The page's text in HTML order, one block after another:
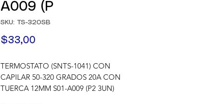
A009 (P
SKU: TS-320SB
$33,00
TERMOSTATO (SNTS-1041) CON
CAPILAR 50-320 GRADOS 20A CON
TUERCA 12MM S01-A009 (P2 3UN)